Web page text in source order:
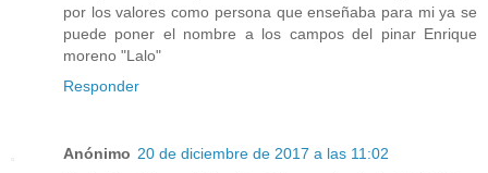
por los valores como persona que enseñaba para mi ya se
puede poner el nombre a los campos del pinar Enrique
moreno "Lalo"
Responder
Anónimo 20 de diciembre de 2017 a las 11:02